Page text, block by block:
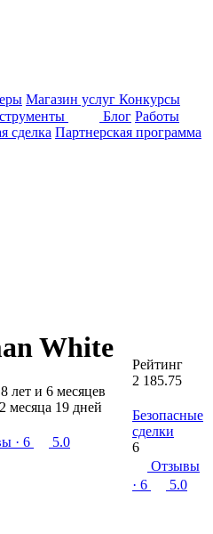
Магазин услуг Конкурсы
Блог Работы
сделка Партнерская программа
White
лет и 6 месяцев
месяца 19 дней
· 6 5.0
Рейтинг
2 185.75
Безопасные
сделки
6
Отзывы
· 6
5.0